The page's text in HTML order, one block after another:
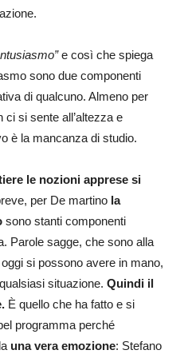
e così che spiega
sono due componenti
di qualcuno. Almeno per
si sente all’altezza e
è la mancanza di studio.
le nozioni apprese si
per De martino la
sono stanti componenti
Parole sagge, che sono alla
si possono avere in mano,
situazione. Quindi il
È quello che ha fatto e si
programma perché
una vera emozione: Stefano